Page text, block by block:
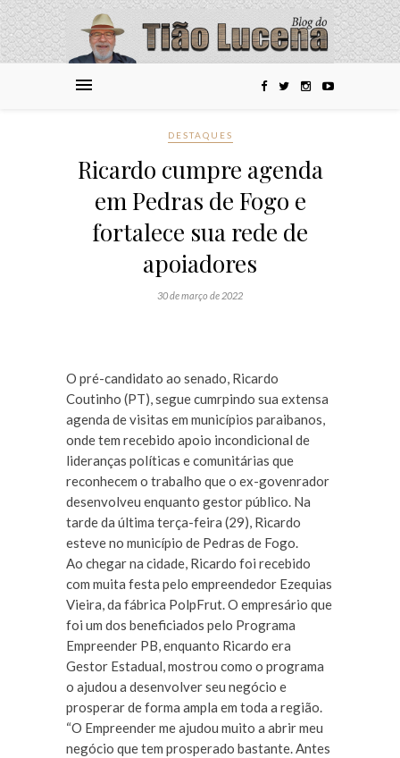
DESTAQUES
Ricardo cumpre agenda
em Pedras de Fogo e
fortalece sua rede de
apoiadores
30 de março de 2022
O pré-candidato ao senado, Ricardo
Coutinho (PT), segue cumrpindo sua extensa
agenda de visitas em municípios paraibanos,
onde tem recebido apoio incondicional de
lideranças políticas e comunitárias que
reconhecem o trabalho que o ex-govenrador
desenvolveu enquanto gestor público. Na
tarde da última terça-feira (29), Ricardo
esteve no município de Pedras de Fogo.
Ao chegar na cidade, Ricardo foi recebido
com muita festa pelo empreendedor Ezequias
Vieira, da fábrica PolpFrut. O empresário que
foi um dos beneficiados pelo Programa
Empreender PB, enquanto Ricardo era
Gestor Estadual, mostrou como o programa
o ajudou a desenvolver seu negócio e
prosperar de forma ampla em toda a região.
“O Empreender me ajudou muito a abrir meu
negócio que tem prosperado bastante. Antes